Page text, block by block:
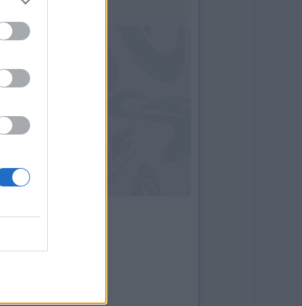
09:00